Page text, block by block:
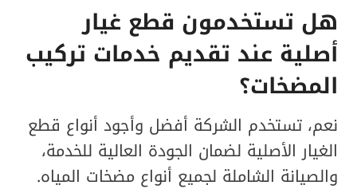
هل تستخدمون قطع غيار
أصلية عند تقديم خدمات تركيب
المضخات؟
نعم، تستخدم الشركة أفضل وأجود أنواع قطع
الغيار الأصلية لضمان الجودة العالية للخدمة،
والصيانة الشاملة لجميع أنواع مضخات المياه.